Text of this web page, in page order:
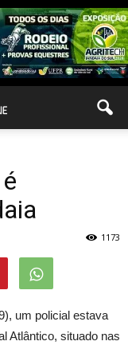
1173
um policial estava
Atlântico, situado nas